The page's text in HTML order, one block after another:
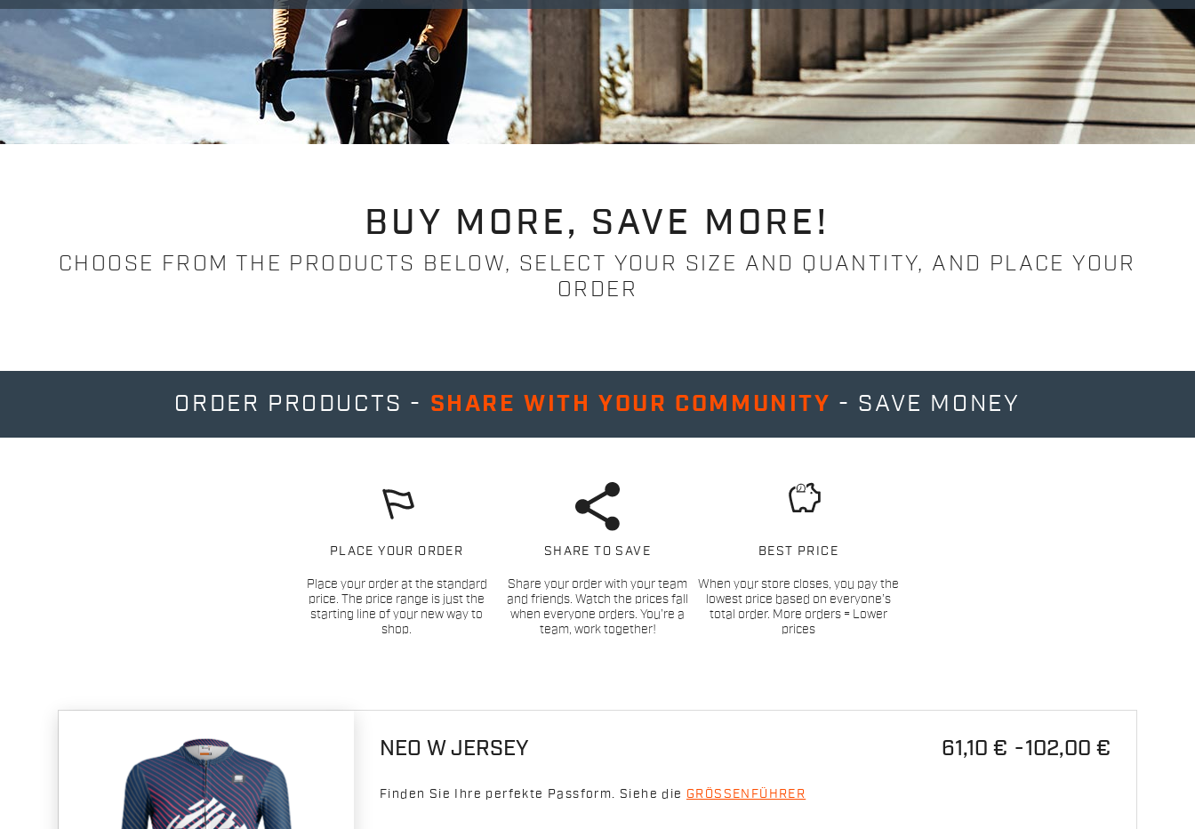
BUY MORE, SAVE MORE!
CHOOSE FROM THE PRODUCTS BELOW, SELECT YOUR SIZE AND QUANTITY, AND PLACE YOUR
ORDER
ORDER PRODUCTS - SHARE WITH YOUR COMMUNITY - SAVE MONEY
PLACE YOUR ORDER
Place your order at the standard
price. The price range is just the
starting line of your new way to
shop.
SHARE TO SAVE
Share your order with your team
and friends. Watch the prices fall
when everyone orders. You’re a
team, work together!
BEST PRICE
When your store closes, you pay the
lowest price based on everyone’s
total order. More orders = Lower
prices
NEO W JERSEY 61,10 € 102,00 €
Finden Sie Ihre perfekte Passform. Siehe die GRÖSSENFÜHRER